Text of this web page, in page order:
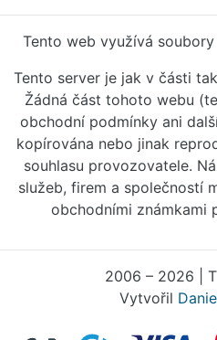
Tento web využívá
Tento server je jak v části
Žádná část tohoto webu
obchodní podmínky ani
kopírována nebo jinak
souhlasu provozovatele.
služeb, firem a společností
obchodními známkami
2006 – 2026 |
Vytvořil